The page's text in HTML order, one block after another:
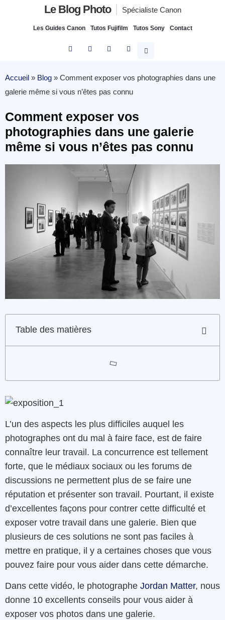
Le Blog Photo Spécialiste Canon
Les Guides Canon Tutos Fujifilm Tutos Sony Contact
Accueil » Blog » Comment exposer vos photographies dans une
galerie même si vous n’êtes pas connu
Comment exposer vos
photographies dans une galerie
même si vous n’êtes pas connu
Table des matières
L’un des aspects les plus difficiles auquel les
photographes ont du mal à faire face, est de faire
connaître leur travail. La concurrence est tellement
forte, que le médiaux sociaux ou les forums de
discussions ne permettent plus de se faire une
réputation et présenter son travail. Pourtant, il existe
d’excellentes façons pour contrer cette difficulté et
exposer votre travail dans une galerie. Bien que
plusieurs de ces solutions ne sont pas faciles à
mettre en pratique, il y a certaines choses que vous
pouvez faire pour vous aider dans cette démarche.
Dans cette vidéo, le photographe Jordan Matter, nous
donne 10 excellents conseils pour vous aider à
exposer vos photos dans une galerie.